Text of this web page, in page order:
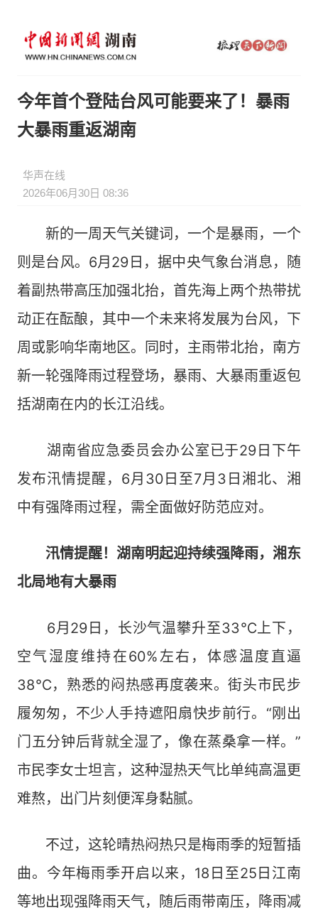
今年首个登陆台风可能要来了！暴雨
大暴雨重返湖南
华声在线
2026年06月30日 08:36
新的一周天气关键词，一个是暴雨，一个
则是台风。6月29日，据中央气象台消息，随
着副热带高压加强北抬，首先海上两个热带扰
动正在酝酿，其中一个未来将发展为台风，下
周或影响华南地区。同时，主雨带北抬，南方
新一轮强降雨过程登场，暴雨、大暴雨重返包
括湖南在内的长江沿线。
湖南省应急委员会办公室已于29日下午
发布汛情提醒，6月30日至7月3日湘北、湘
中有强降雨过程，需全面做好防范应对。
汛情提醒！湖南明起迎持续强降雨，湘东
北局地有大暴雨
6月29日，长沙气温攀升至33℃上下，
空气湿度维持在60%左右，体感温度直逼
38℃，熟悉的闷热感再度袭来。街头市民步
履匆匆，不少人手持遮阳扇快步前行。“刚出
门五分钟后背就全湿了，像在蒸桑拿一样。”
市民李女士坦言，这种湿热天气比单纯高温更
难熬，出门片刻便浑身黏腻。
不过，这轮晴热闷热只是梅雨季的短暂插
曲。今年梅雨季开启以来，18日至25日江南
等地出现强降雨天气，随后雨带南压，降雨减